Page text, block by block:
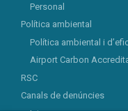
Personal
Política ambiental
Política ambiental i
Airport Carbon
RSC
Canals de denúncies